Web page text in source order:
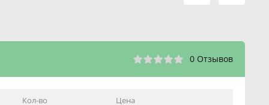
0 Отзывов
Кол-во Цена